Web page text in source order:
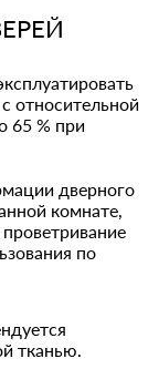
относительной
65 % при
дверного
комнате,
по
тканью.